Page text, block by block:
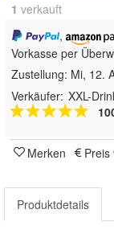
1 verkauft
,
Vorkasse per
Zustellung: Mi, 12.
Verkäufer: XXL-
Merken Preis
Produktdetails